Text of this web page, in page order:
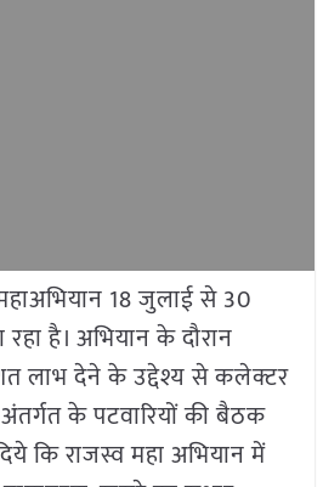
18 जुलाई से 30
है। अभियान के दौरान
लाभ देने के उद्देश्य से कलेक्टर
अंतर्गत के पटवारियों की बैठक
कि राजस्व महा अभियान में